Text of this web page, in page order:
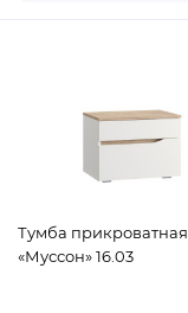
Тумба прикроватная
«Муссон» 16.03